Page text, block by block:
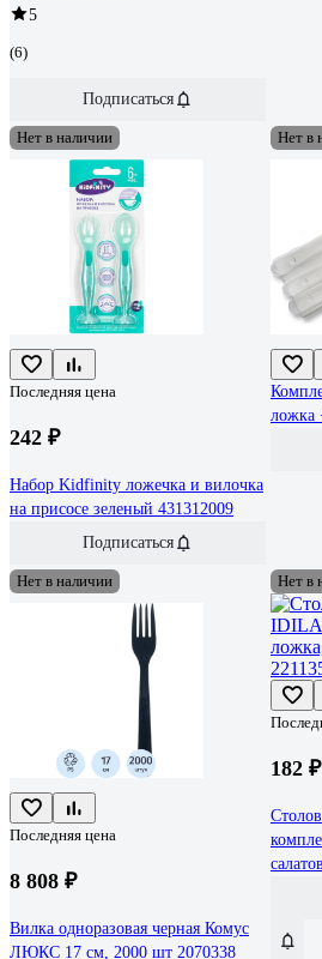
5
(6)
Подписаться
Нет в наличии
Последняя цена
242 ₽
Набор Kidfinity ложечка и вилочка
на присосе зеленый 431312009
Подписаться
Нет в
ложка
Нет в наличии
Последняя цена
8 808 ₽
Вилка одноразовая черная Комус
ЛЮКС 17 см, 2000 шт 2070338
Нет в
182 ₽